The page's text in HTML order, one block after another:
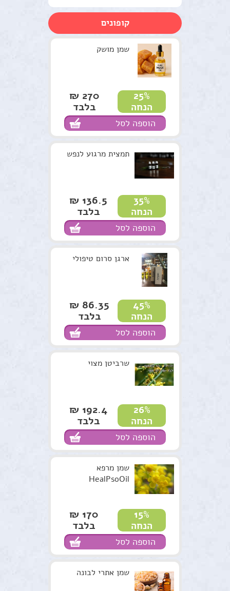
ערכות טיפוליות
סדנאות וקורסים
למטפלים
מתנות ירוקות
נרות האר"י
המלצות
תקנון האתר
קופונים
שמן מושק
25%
הנחה
270 ₪
בלבד
הוספה לסל
תמצית מרגוע לנפש
35%
הנחה
136.5 ₪
בלבד
הוספה לסל
ארגן סרום טיפולי
45%
הנחה
86.35 ₪
בלבד
הוספה לסל
שרביטן מצוי
26%
הנחה
192.4 ₪
בלבד
הוספה לסל
שמן מרפא
HealPsoOil
15%
הנחה
170 ₪
בלבד
הוספה לסל
שמן אתרי לבונה